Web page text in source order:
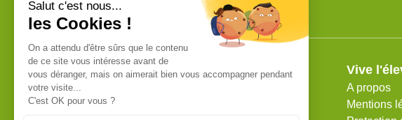
Vive
A propos
Mentions